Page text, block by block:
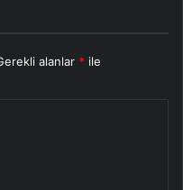
alanlar * ile